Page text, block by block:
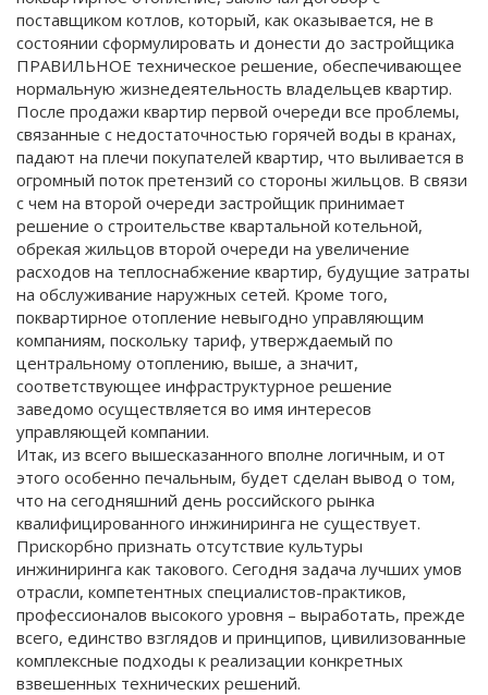
поставщиком котлов, который, как оказывается, не в
состоянии сформулировать и донести до застройщика
ПРАВИЛЬНОЕ техническое решение, обеспечивающее
нормальную жизнедеятельность владельцев квартир.
После продажи квартир первой очереди все проблемы,
связанные с недостаточностью горячей воды в кранах,
падают на плечи покупателей квартир, что выливается в
огромный поток претензий со стороны жильцов. В связи
с чем на второй очереди застройщик принимает
решение о строительстве квартальной котельной,
обрекая жильцов второй очереди на увеличение
расходов на теплоснабжение квартир, будущие затраты
на обслуживание наружных сетей. Кроме того,
поквартирное отопление невыгодно управляющим
компаниям, поскольку тариф, утверждаемый по
центральному отоплению, выше, а значит,
соответствующее инфраструктурное решение
заведомо осуществляется во имя интересов
управляющей компании.
Итак, из всего вышесказанного вполне логичным, и от
этого особенно печальным, будет сделан вывод о том,
что на сегодняшний день российского рынка
квалифицированного инжиниринга не существует.
Прискорбно признать отсутствие культуры
инжиниринга как такового. Сегодня задача лучших умов
отрасли, компетентных специалистов-практиков,
профессионалов высокого уровня – выработать, прежде
всего, единство взглядов и принципов, цивилизованные
комплексные подходы к реализации конкретных
взвешенных технических решений.